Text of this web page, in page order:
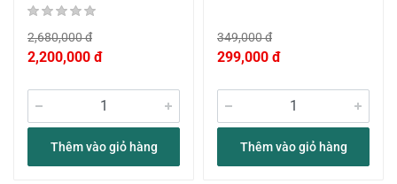
2,680,000 đ
2,200,000 đ
Thêm vào giỏ hàng
349,000 đ
299,000 đ
Thêm vào giỏ hàng